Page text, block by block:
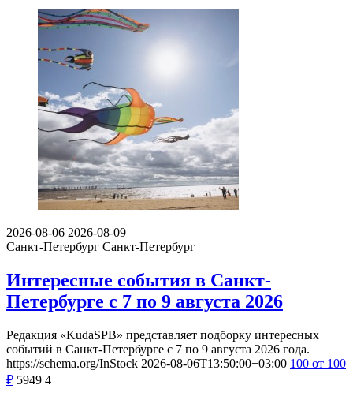
2026-08-06 2026-08-09
Санкт-Петербург Санкт-Петербург
Интересные события в Санкт-
Петербурге с 7 по 9 августа 2026
Редакция «KudaSPB» представляет подборку интересных
событий в Санкт-Петербурге с 7 по 9 августа 2026 года.
https://schema.org/InStock 2026-08-06T13:50:00+03:00 100 от 100
₽ 5949 4